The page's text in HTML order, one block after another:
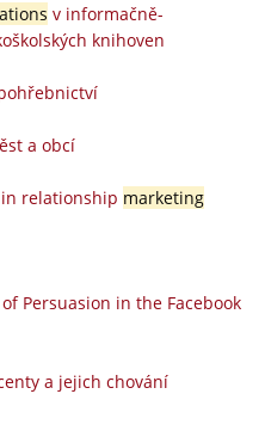
v informačně-
knihoven
a obcí
relationship marketing
Persuasion in the Facebook
a jejich chování